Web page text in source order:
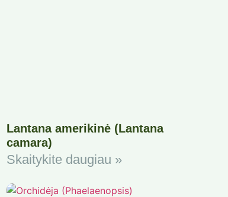
Lantana amerikinė (Lantana
camara)
Skaitykite daugiau »